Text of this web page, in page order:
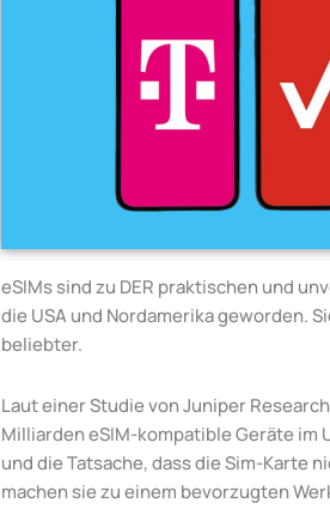
eSIMs sind zu DER praktischen und
die USA und Nordamerika geworden.
beliebter.
Laut einer Studie von Juniper
Milliarden eSIM-kompatible Geräte im
und die Tatsache, dass die Sim-Karte
machen sie zu einem bevorzugten